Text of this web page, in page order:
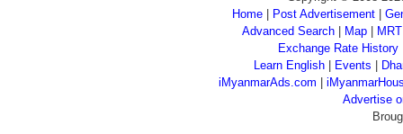
Home
Post Advertisement
Advanced Search
Map
Exchange Rate History
Learn English
Events
iMyanmarAds.com |
Advertise